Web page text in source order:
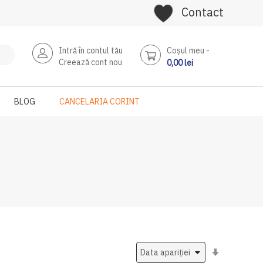
Contact
Intră în contul tău
Creează cont nou
Coşul meu
0,00 lei
BLOG CANCELARIA CORINT